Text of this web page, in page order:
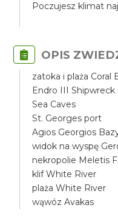
Poczujesz klimat
OPIS
zatoka i plaża Coral
Endro III Shipwreck
Sea Caves
St. Georges port
Agios Georgios
widok na wyspę
nekropolie Meletis
klif White River
plaża White River
wąwóz Avakas